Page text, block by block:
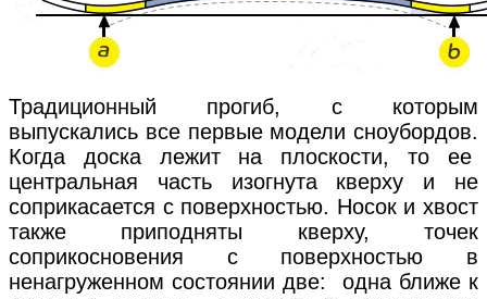
Традиционный прогиб, с которым
выпускались все первые модели сноубордов.
Когда доска лежит на плоскости, то ее
центральная часть изогнута кверху и не
соприкасается с поверхностью. Носок и хвост
также приподняты кверху, точек
соприкосновения с поверхностью в
ненагруженном состоянии две: одна ближе к